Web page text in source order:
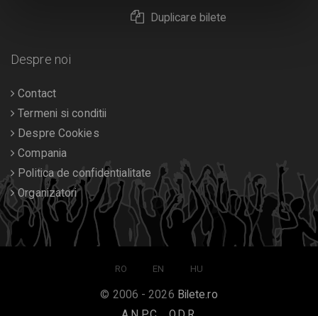
Duplicare bilete
Despre noi
Contact
Termeni si conditii
Despre Cookies
Compania
Politica de confidentialitate
Organizatori
RO EN HU
© 2006 - 2026 Bilete.ro